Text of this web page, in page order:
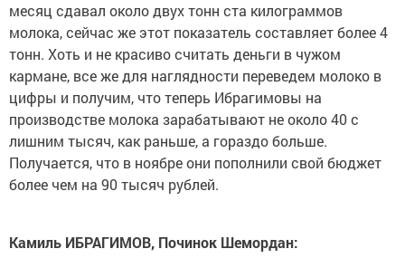
месяц сдавал около двух тонн ста килограммов
молока, сейчас же этот показатель составляет более 4
тонн. Хоть и не красиво считать деньги в чужом
кармане, все же для наглядности переведем молоко в
цифры и получим, что теперь Ибрагимовы на
производстве молока зарабатывают не около 40 с
лишним тысяч, как раньше, а гораздо больше.
Получается, что в ноябре они пополнили свой бюджет
более чем на 90 тысяч рублей.
Камиль ИБРАГИМОВ, Починок Шемордан: